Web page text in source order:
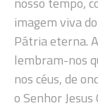
imagem viva
Pátria eterna.
lembram-nos
nos céus, de
o Senhor